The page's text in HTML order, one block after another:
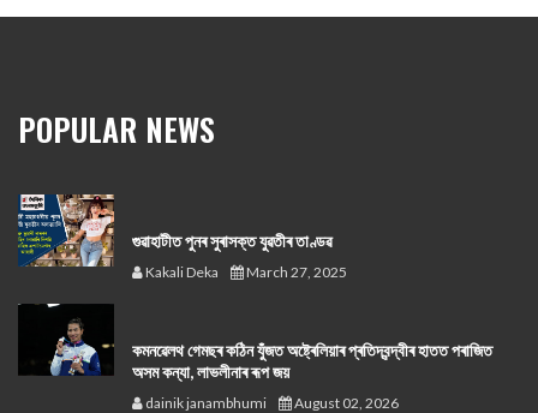
POPULAR NEWS
গুৱাহাটীত পুনৰ সুৰাসক্ত যুৱতীৰ তাণ্ডৱ
Kakali Deka March 27, 2025
কমনৱেলথ গেমছৰ কঠিন যুঁজত অষ্ট্ৰেলিয়াৰ প্ৰতিদ্বন্দ্বীৰ হাতত পৰাজিত
অসম কন্যা, লাভলীনাৰ ৰূপ জয়
dainik janambhumi August 02, 2026